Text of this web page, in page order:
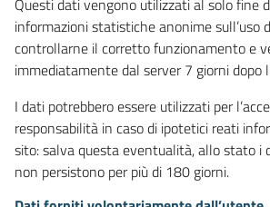
Questi dati vengono utilizzati al solo fine
informazioni statistiche anonime sull’uso
controllarne il corretto funzionamento e
immediatamente dal server 7 giorni dopo
I dati potrebbero essere utilizzati per
responsabilità in caso di ipotetici reati
sito: salva questa eventualità, allo stato i
non persistono per più di 180 giorni.